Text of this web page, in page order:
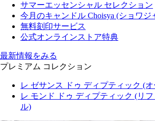
サマーエッセンシャル セレクション
今月のキャンドル Choisya (ショワジ
無料刻印サービス
公式オンラインストア特典
最新情報をみる
プレミアム コレクション
レ ゼサンス ドゥ ディプティック (
レ モンド ドゥ ディプティック (リ
ル)